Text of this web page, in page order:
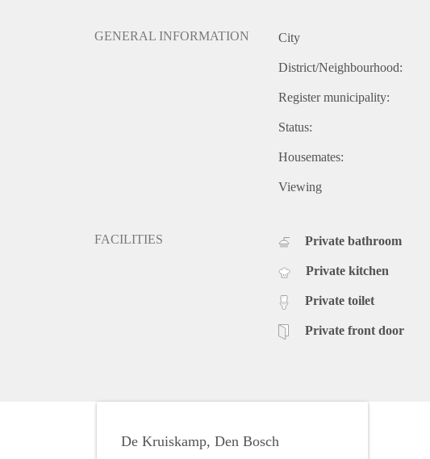
GENERAL INFORMATION City
District/Neighbourhood:
Register municipality:
Status:
Housemates:
Viewing
FACILITIES Private bathroom
Private kitchen
Private toilet
Private front door
De Kruiskamp, Den Bosch